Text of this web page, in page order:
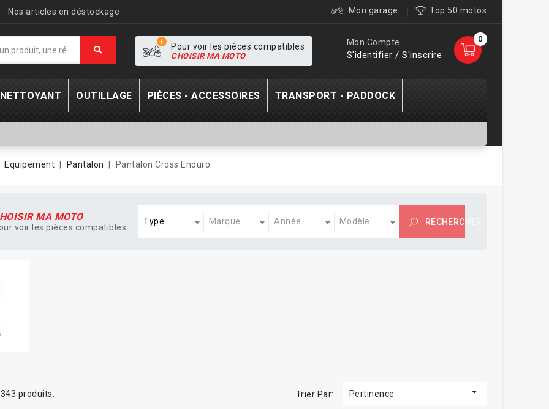
Nos articles en déstockage Mon garage Top 50 motos
0
Mon Compte
S'identifier / S'inscrire
Pour voir les pièces compatibles
CHOISIR MA MOTO
OUTILLAGE PIÈCES - ACCESSOIRES TRANSPORT - PADDOCK
Equipement Pantalon Pantalon Cross Enduro
MA MOTO
voir les pièces compatibles
Type...
Marque...
Année...
Modèle...
RECHERCHER
343 produits. Trier Par: Pertinence 